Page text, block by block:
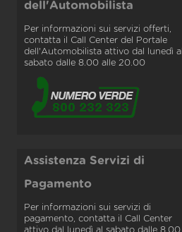
dell'Automobilista
Per informazioni sui servizi offerti,
contatta il Call Center del Portale
dell'Automobilista attivo dal lunedì al
sabato dalle 8.00 alle 20.00
Assistenza Servizi di
Pagamento
Per informazioni sui servizi di
pagamento, contatta il Call Center